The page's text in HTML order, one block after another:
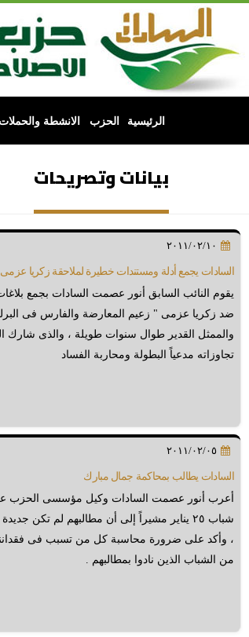
الرئيسية الحزب الانشطة والحملات
بيانات وتصريحات
٢٠١١/٠٢/١٠
السادات يجمع أدلة ومستندات خطيرة لملاحقة زكريا عزمى
يقوم النائب السابق أنور عصمت السادات بجمع
ضد زكريا عزمى " زعيم المعارضة والفارس فى
والممثل القدير طوال سنوات طويلة ، والذى شارك
تجاوزاته مدعياً البطولة ومحاربة الفساد
٢٠١١/٠٢/٠٥
السادات يطالب بمحاكمة جمال مبارك
أعرب أنور عصمت السادات وكيل مؤسسى الحزب
شباب ٢٥ يناير مشيراً إلى أن مطالبهم لم تكن
، وأكد على ضرورة محاسبة كل من تسبب فى
من الشباب الذين نادوا بمطالبهم .